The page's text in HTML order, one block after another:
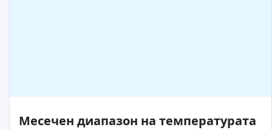
Месечен диапазон на температурата